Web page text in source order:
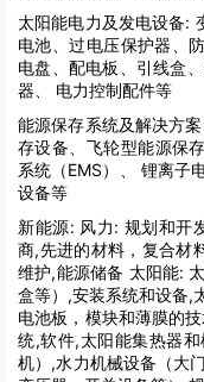
太阳能电力及发电设备:
电池、过电压保护器、
电盘、配电板、引线盒
器、 电力控制配件等
能源保存系统及解决方
存设备、飞轮型能源保
系统（EMS）、 锂离子
设备等
新能源: 风力: 规划和开
商,先进的材料，复合材
维护,能源储备 太阳能:
盒等）,安装系统和设备,
电池板，模块和薄膜的
统,软件,太阳能集热器
机）,水力机械设备（大